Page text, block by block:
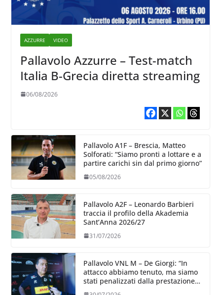
AZZURRE VIDEO
Pallavolo Azzurre – Test-match
Italia B-Grecia diretta streaming
06/08/2026
Pallavolo A1F – Brescia, Matteo
Solforati: “Siamo pronti a lottare e a
partire carichi sin dal primo giorno”
05/08/2026
Pallavolo A2F – Leonardo Barbieri
traccia il profilo della Akademia
Sant’Anna 2026/27
31/07/2026
Pallavolo VNL M – De Giorgi: “In
attacco abbiamo tenuto, ma siamo
stati penalizzati dalla prestazione